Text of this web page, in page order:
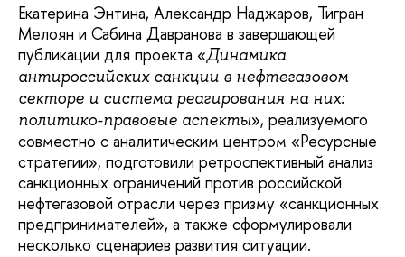
Екатерина Энтина, Александр Наджаров, Тигран
Мелоян и Сабина Давранова в завершающей
публикации для проекта «Динамика
антироссийских санкции в нефтегазовом
секторе и система реагирования на них:
политико-правовые аспекты», реализуемого
совместно с аналитическим центром «Ресурсные
стратегии», подготовили ретроспективный анализ
санкционных ограничений против российской
нефтегазовой отрасли через призму «санкционных
предпринимателей», а также сформулировали
несколько сценариев развития ситуации.